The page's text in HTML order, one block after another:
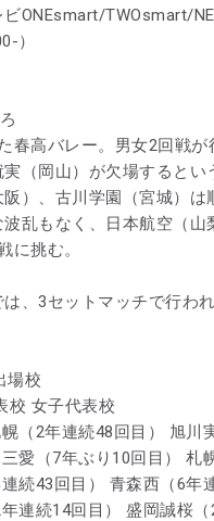
ONEsmart/TWOsmart/
）
春高バレー。男女2回戦
（岡山）が欠場すると
）、古川学園（宮城）
乱もなく、日本航空（
に挑む。
、3セットマッチで行われ
場校
校 女子代表校
（2年連続48回目） 旭川
愛（7年ぶり10回目） 札
続43回目） 青森西（6年
連続14回目） 盛岡誠桜（